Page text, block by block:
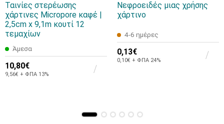
Ταινίες στερέωσης
χάρτινες Micropore καφέ |
2,5cm x 9,1m κουτί 12
τεμαχίων
Άμεσα
10,80€
9,56€ + ΦΠΑ 13%
Νεφροειδές μιας χρήσης
χάρτινο
4-6 ημέρες
0,13€
0,10€ + ΦΠΑ 24%